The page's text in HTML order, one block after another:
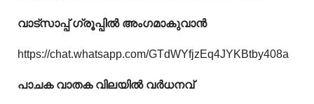
വാട്‌സാപ്പ് ഗ്രൂപ്പിൽ അംഗമാകുവാൻ
https://chat.whatsapp.com/GTdWYfjzEq4JYKBtby408a
പാചക വാതക വിലയിൽ വർധനവ്